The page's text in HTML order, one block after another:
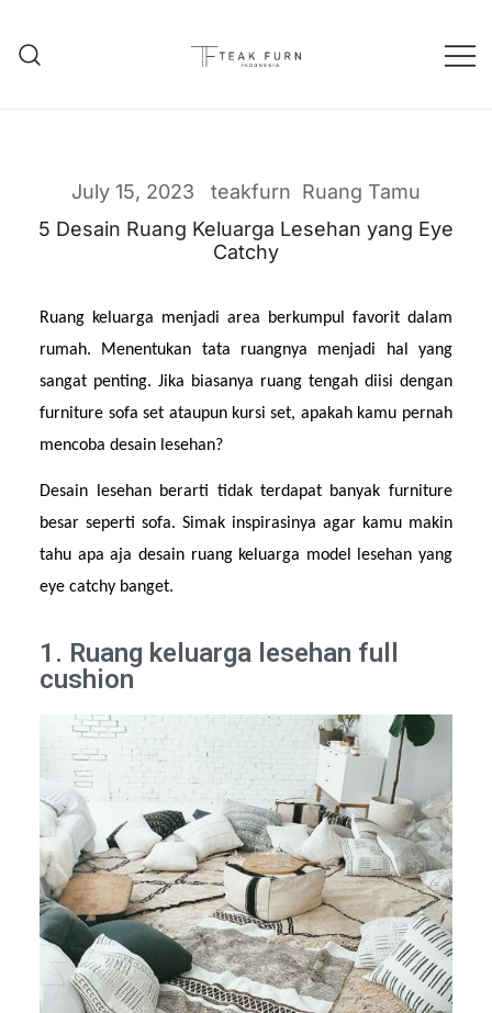
July 15, 2023 teakfurn Ruang Tamu
5 Desain Ruang Keluarga Lesehan yang Eye
Catchy
Ruang keluarga menjadi area berkumpul favorit dalam
rumah. Menentukan tata ruangnya menjadi hal yang
sangat penting. Jika biasanya ruang tengah diisi dengan
furniture sofa set ataupun kursi set, apakah kamu pernah
mencoba desain lesehan?
Desain lesehan berarti tidak terdapat banyak furniture
besar seperti sofa. Simak inspirasinya agar kamu makin
tahu apa aja desain ruang keluarga model lesehan yang
eye catchy banget.
1. Ruang keluarga lesehan full
cushion